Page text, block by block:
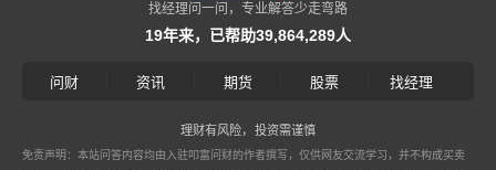
找经理问一问，专业解答少走弯路
19年来，已帮助39,864,289人
问财 资讯 期货 股票 找经理
理财有风险，投资需谨慎
免责声明：本站问答内容均由入驻叩富问财的作者撰写，仅供网友交流学习，并不构成买卖